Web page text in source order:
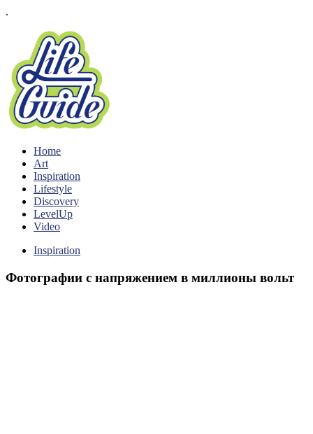
.
Home
Art
Inspiration
Lifestyle
Discovery
LevelUp
Video
Inspiration
Фотографии с напряжением в миллионы вольт